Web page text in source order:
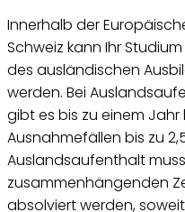
Innerhalb der
Schweiz kann Ihr
des ausländischen
werden. Bei
gibt es bis zu einem
Ausnahmefällen bis zu
Auslandsaufenthalt
zusammenhängenden
absolviert werden,